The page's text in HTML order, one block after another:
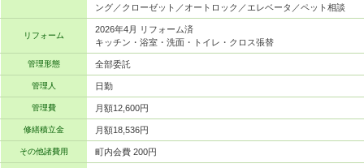
ング／クローゼット／オートロック／エレベータ／ペット相談
リフォーム
2026年4月 リフォーム済
キッチン・浴室・洗面・トイレ・クロス張替
管理形態 全部委託
管理人 日勤
管理費 月額12,600円
修繕積立金 月額18,536円
その他諸費用 町内会費 200円